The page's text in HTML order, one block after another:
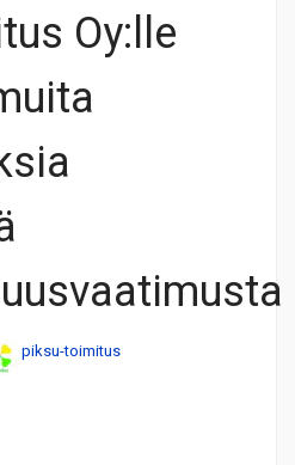
Oy:lle
piksu-toimitus